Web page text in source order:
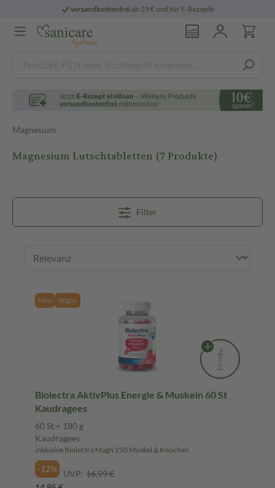
versandkostenfreiab 29 € und für E-Rezepte
Magnesium
Magnesium Lutschtabletten (7 Produkte)
Filter
Neu Vegan
Biolectra AktivPlus Energie & Muskeln 60 St
Kaudragees
60 St = 180 g
Kaudragees
inklusive Biolectra Magn 250 Muskel & Knochen
-12% UVP: 16,99 €